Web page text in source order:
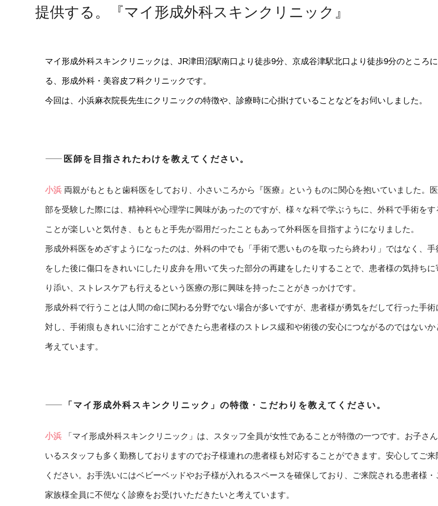
提供する。『マイ形成外科スキンクリニック』
マイ形成外科スキンクリニックは、JR津田沼駅南口より徒歩9分、京成谷津駅北口より徒歩9分のところ
る、形成外科・美容皮フ科クリニックです。
今回は、小浜麻衣院長先生にクリニックの特徴や、診療時に心掛けていることなどをお伺いしました。
――医師を目指されたわけを教えてください。
小浜 両親がもともと歯科医をしており、小さいころから『医療』というものに関心を抱いていました。
部を受験した際には、精神科や心理学に興味があったのですが、様々な科で学ぶうちに、外科で手術をす
ことが楽しいと気付き、もともと手先が器用だったこともあって外科医を目指すようになりました。
形成外科医をめざすようになったのは、外科の中でも「手術で悪いものを取ったら終わり」ではなく、手
をした後に傷口をきれいにしたり皮弁を用いて失った部分の再建をしたりすることで、患者様の気持ちに
り添い、ストレスケアも行えるという医療の形に興味を持ったことがきっかけです。
形成外科で行うことは人間の命に関わる分野でない場合が多いですが、患者様が勇気をだして行った手術
対し、手術痕もきれいに治すことができたら患者様のストレス緩和や術後の安心につながるのではないか
考えています。
――「マイ形成外科スキンクリニック」の特徴・こだわりを教えてください。
小浜 「マイ形成外科スキンクリニック」は、スタッフ全員が女性であることが特徴の一つです。お子さ
いるスタッフも多く勤務しておりますのでお子様連れの患者様も対応することができます。安心してご来
ください。お手洗いにはベビーベッドやお子様が入れるスペースを確保しており、ご来院される患者様・
家族様全員に不便なく診療をお受けいただきたいと考えています。